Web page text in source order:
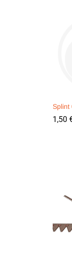
Splint
1,50
1,50